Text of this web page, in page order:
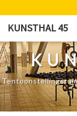
content
KUNSTHAL 45